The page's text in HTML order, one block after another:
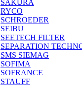
SAKURA
RYCO
SCHROEDER
SEIBU
SEETECH FILTER
SEPARATION
SMS SIEMAG
SOFIMA
SOFRANCE
STAUFF